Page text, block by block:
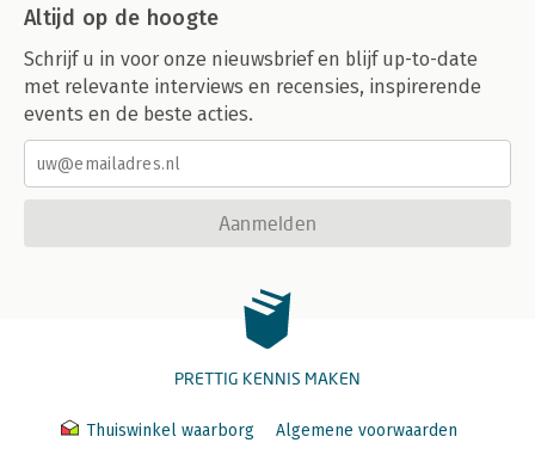
Altijd op de hoogte
Schrijf u in voor onze nieuwsbrief en blijf up-to-date
met relevante interviews en recensies, inspirerende
events en de beste acties.
Aanmelden
PRETTIG KENNIS MAKEN
Thuiswinkel waarborg
Algemene voorwaarden